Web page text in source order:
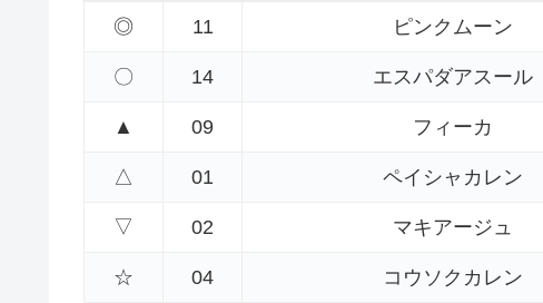
◎ 11 ピンクムーン
〇 14 エスパダアスール
▲ 09 フィーカ
△ 01 ペイシャカレン
▽ 02 マキアージュ
☆ 04 コウソクカレン